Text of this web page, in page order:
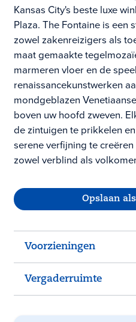
Kansas City's beste luxe
Plaza. The Fontaine is
zowel zakenreizigers als
maat gemaakte
marmeren vloer en de
renaissancekunstwerken
mondgeblazen
boven uw hoofd zweven.
de zintuigen te prikkelen
serene verfijning te
zowel verblind als
Opslaan
Voorzieningen
Vergaderruimte